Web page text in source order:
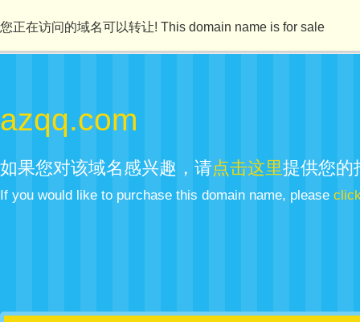
您正在访问的域名可以转让! This domain name is for sale
azqq.com
如果您对该域名感兴趣，请点击这里提供您的
If you would like to purchase this domain name, please